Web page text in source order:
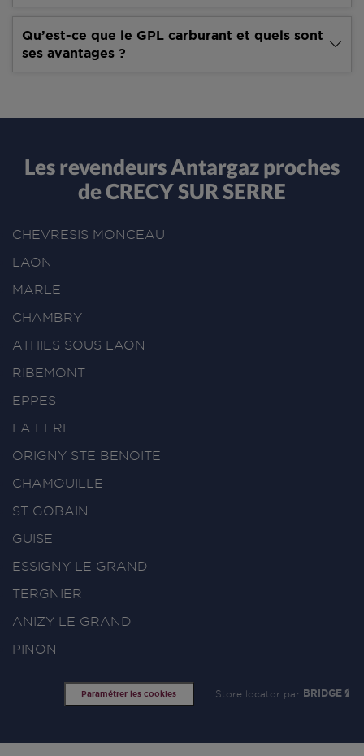
Qu’est-ce que le GPL carburant et quels sont
ses avantages ?
Les revendeurs Antargaz proches
de CRECY SUR SERRE
CHEVRESIS MONCEAU
LAON
MARLE
CHAMBRY
ATHIES SOUS LAON
RIBEMONT
EPPES
LA FERE
ORIGNY STE BENOITE
CHAMOUILLE
ST GOBAIN
GUISE
ESSIGNY LE GRAND
TERGNIER
ANIZY LE GRAND
PINON
Paramétrer les cookies Store locator par BRIDGE